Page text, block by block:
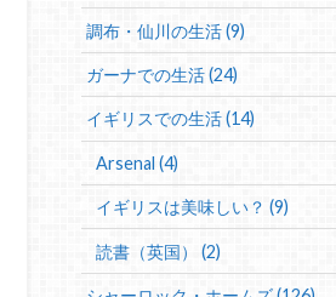
調布・仙川の生活 (9)
ガーナでの生活 (24)
イギリスでの生活 (14)
Arsenal (4)
イギリスは美味しい？ (9)
読書（英国） (2)